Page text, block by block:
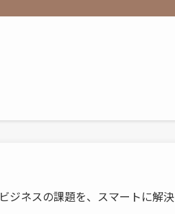
ビジネスの課題を、スマートに解